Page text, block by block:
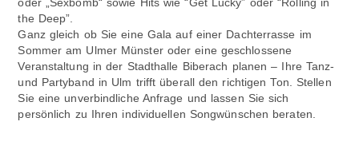
the Deep”.
Ganz gleich ob Sie eine Gala auf einer Dachterrasse im
Sommer am Ulmer Münster oder eine geschlossene
Veranstaltung in der Stadthalle Biberach planen – Ihre Tanz-
und Partyband in Ulm trifft überall den richtigen Ton. Stellen
Sie eine unverbindliche Anfrage und lassen Sie sich
persönlich zu Ihren individuellen Songwünschen beraten.